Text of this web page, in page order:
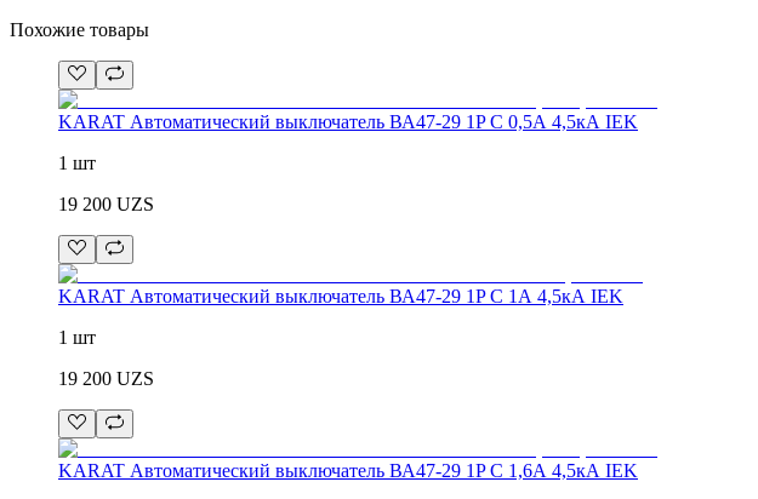
Похожие товары
KARAT Автоматический выключатель ВА47-29 1P C 0,5А 4,5кА IEK
1 шт
19 200 UZS
KARAT Автоматический выключатель ВА47-29 1P C 1А 4,5кА IEK
1 шт
19 200 UZS
KARAT Автоматический выключатель ВА47-29 1P C 1,6А 4,5кА IEK